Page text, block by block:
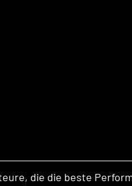
die die beste